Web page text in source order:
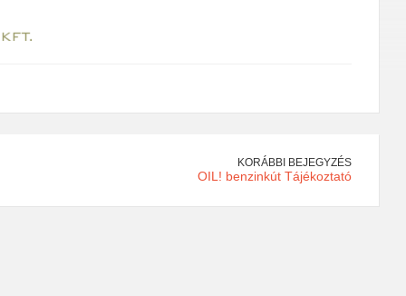
KORÁBBI BEJEGYZÉS
OIL! benzinkút Tájékoztató